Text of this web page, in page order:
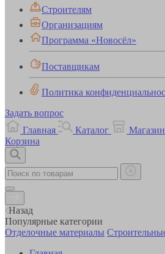
Строителям
Организациям
Программа «Новосёл»
Поставщикам
Политика
Задать вопрос
Главная
Каталог
Корзина
Назад
Популярные категории
Отделочные материалы